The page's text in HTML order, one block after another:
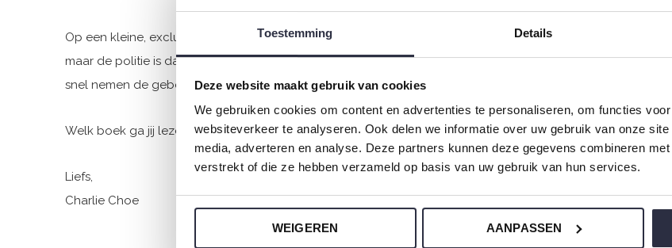
Toestemming Details
Deze website maakt gebruik van cookies
We gebruiken cookies om content en advertenties te personaliseren, om functies
websiteverkeer te analyseren. Ook delen we informatie over uw gebruik van onze
media, adverteren en analyse. Deze partners kunnen deze gegevens combineren
verstrekt of die ze hebben verzameld op basis van uw gebruik van hun services.
WEIGEREN AANPASSEN
Op een kleine, exclusieve kostschool in Norfolk is een leerling dood aangetroffen. De schokkende
maar de politie is daar niet zo zeker van. Detective Jazz Hunter wordt op de zaak gezet en probeert door
snel nemen de gebeurtenissen een verontrustende wending, en blijkt er veel meer aan de hand dan een
Welk boek ga jij lezen of op je lijstje zetten?
Liefs,
Charlie Choe